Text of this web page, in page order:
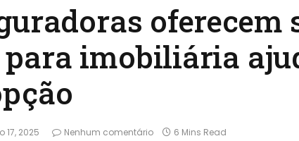
oferecem
para imobiliária
17, 2025 Nenhum comentário 6 Mins Read